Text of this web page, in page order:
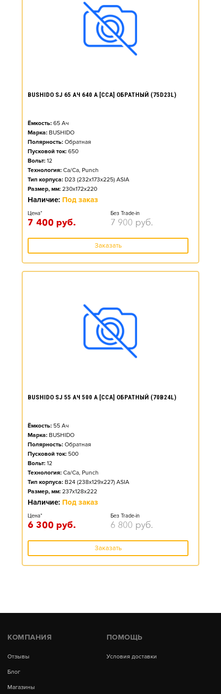
BUSHIDO SJ 65 АЧ 640 А [CCA] ОБРАТНЫЙ (75D23L)
Ёмкость: 65 Ач
Марка: BUSHIDO
Полярность: Обратная
Пусковой ток: 650
Вольт: 12
Технология: Ca/Ca, Punch
Тип корпуса: D23 (232x173x225) ASIA
Размер, мм: 230x172x220
Наличие: Под заказ
Цена*
7 400 руб.
Без Trade-in
7 900 руб.
Заказать
BUSHIDO SJ 55 АЧ 500 А [CCA] ОБРАТНЫЙ (70B24L)
Ёмкость: 55 Ач
Марка: BUSHIDO
Полярность: Обратная
Пусковой ток: 500
Вольт: 12
Технология: Ca/Ca, Punch
Тип корпуса: B24 (238x129x227) ASIA
Размер, мм: 237x128x222
Наличие: Под заказ
Цена*
6 300 руб.
Без Trade-in
6 800 руб.
Заказать
КОМПАНИЯ
Отзывы
Блог
Магазины
ПОМОЩЬ
Условия доставки